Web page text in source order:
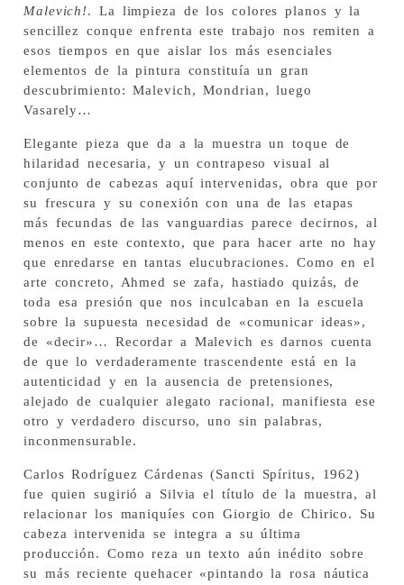
Malevich!. La limpieza de los colores planos y la
sencillez conque enfrenta este trabajo nos remiten a
esos tiempos en que aislar los más esenciales
elementos de la pintura constituía un gran
descubrimiento: Malevich, Mondrian, luego
Vasarely…
Elegante pieza que da a la muestra un toque de
hilaridad necesaria, y un contrapeso visual al
conjunto de cabezas aquí intervenidas, obra que por
su frescura y su conexión con una de las etapas
más fecundas de las vanguardias parece decirnos, al
menos en este contexto, que para hacer arte no hay
que enredarse en tantas elucubraciones. Como en el
arte concreto, Ahmed se zafa, hastiado quizás, de
toda esa presión que nos inculcaban en la escuela
sobre la supuesta necesidad de «comunicar ideas»,
de «decir»… Recordar a Malevich es darnos cuenta
de que lo verdaderamente trascendente está en la
autenticidad y en la ausencia de pretensiones,
alejado de cualquier alegato racional, manifiesta ese
otro y verdadero discurso, uno sin palabras,
inconmensurable.
Carlos Rodríguez Cárdenas (Sancti Spíritus, 1962)
fue quien sugirió a Silvia el título de la muestra, al
relacionar los maniquíes con Giorgio de Chirico. Su
cabeza intervenida se integra a su última
producción. Como reza un texto aún inédito sobre
su más reciente quehacer «pintando la rosa náutica